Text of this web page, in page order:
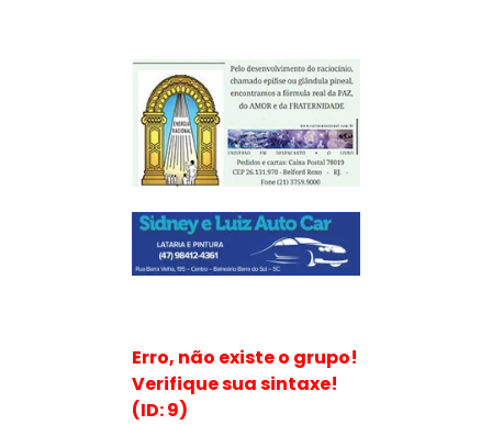
Erro, não existe o grupo!
Verifique sua sintaxe!
(ID: 9)